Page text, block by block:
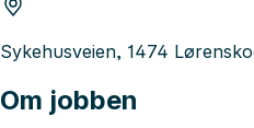
Sykehusveien, 1474
Om jobben